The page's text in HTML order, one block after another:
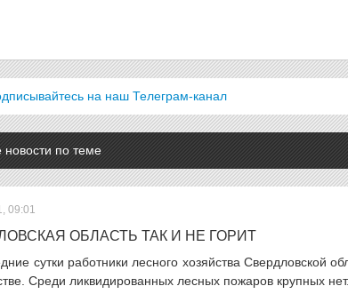
на наш Телеграм-канал
новости по теме
09:01
ОБЛАСТЬ ТАК И НЕ ГОРИТ
сутки работники лесного хозяйства Свердловской
Среди ликвидированных лесных пожаров крупных